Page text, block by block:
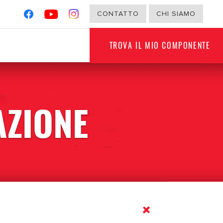
CONTATTO CHI SIAMO
NON PER VEICOLI
TROVA IL MIO COMPONENTE